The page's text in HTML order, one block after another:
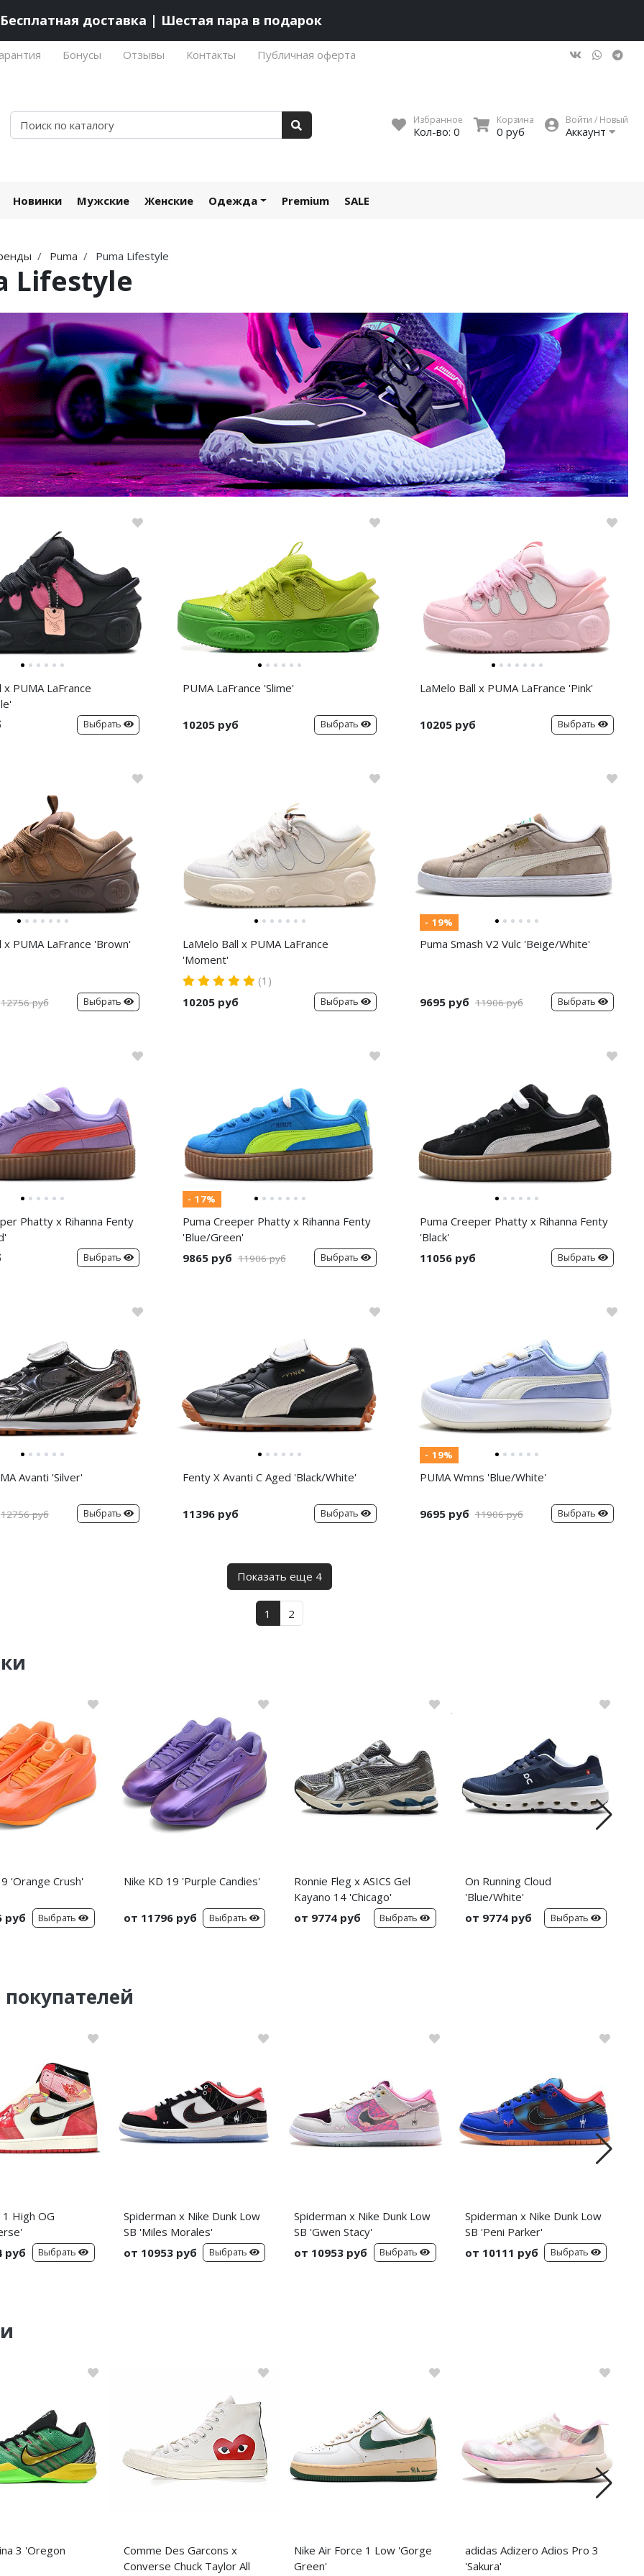
Бесплатная доставка | Шестая пара в подарок
Бонусы Отзывы Контакты Публичная оферта
Избранное
Кол-во: 0
Корзина
0 руб
Войти / Новый
Аккаунт
Новинки Мужские Женские Одежда Premium SALE
Puma Puma Lifestyle
Lifestyle
x PUMA LaFrance
Выбрать
PUMA LaFrance 'Slime'
10205 руб Выбрать
LaMelo Ball x PUMA LaFrance 'Pink'
10205 руб Выбрать
x PUMA LaFrance 'Brown'
12756 руб Выбрать
LaMelo Ball x PUMA LaFrance
'Moment'
(1)
10205 руб
Выбрать
- 19%
Puma Smash V2 Vulc 'Beige/White'
9695 руб 11906 руб Выбрать
Phatty x Rihanna Fenty
Выбрать
- 17%
Puma Creeper Phatty x Rihanna Fenty
'Blue/Green'
9865 руб 11906 руб Выбрать
Puma Creeper Phatty x Rihanna Fenty
'Black'
11056 руб
Выбрать
Avanti 'Silver'
12756 руб Выбрать
Fenty X Avanti C Aged 'Black/White'
11396 руб Выбрать
- 19%
PUMA Wmns 'Blue/White'
9695 руб 11906 руб Выбрать
Показать еще 4
1 2
'Orange Crush'
руб Выбрать
Nike KD 19 'Purple Candies'
от 11796 руб Выбрать
Ronnie Fleg x ASICS Gel
Kayano 14 'Chicago'
от 9774 руб
Выбрать
On Running Cloud
'Blue/White'
от 9774 руб
Выбрать
1 High OG
руб
Выбрать
Spiderman x Nike Dunk Low
SB 'Miles Morales'
от 10953 руб
Выбрать
Spiderman x Nike Dunk Low
SB 'Gwen Stacy'
от 10953 руб
Выбрать
Spiderman x Nike Dunk Low
SB 'Peni Parker'
от 10111 руб
Выбрать
3 'Oregon
Comme Des Garcons x
Converse Chuck Taylor All
Nike Air Force 1 Low 'Gorge
Green'
adidas Adizero Adios Pro 3
'Sakura'